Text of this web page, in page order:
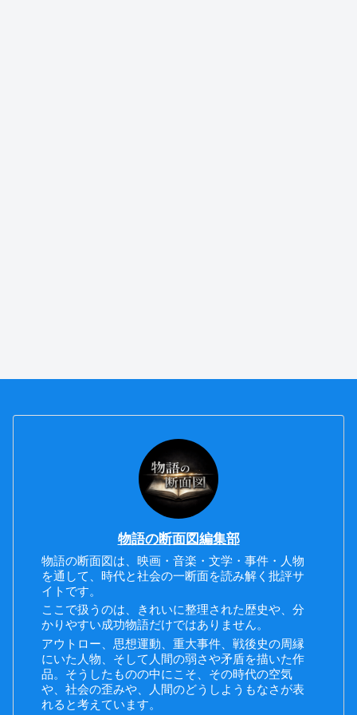
物語の断面図編集部
物語の断面図は、映画・音楽・文学・事件・人物
を通して、時代と社会の一断面を読み解く批評サ
イトです。
ここで扱うのは、きれいに整理された歴史や、分
かりやすい成功物語だけではありません。
アウトロー、思想運動、重大事件、戦後史の周縁
にいた人物、そして人間の弱さや矛盾を描いた作
品。そうしたものの中にこそ、その時代の空気
や、社会の歪みや、人間のどうしようもなさが表
れると考えています。